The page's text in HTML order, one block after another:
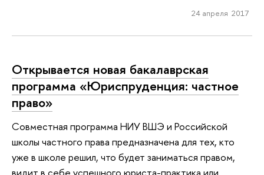
24 апреля 2017
Открывается новая бакалаврская
программа «Юриспруденция: частное
право»
Совместная программа НИУ ВШЭ и Российской
школы частного права предназначена для тех, кто
уже в школе решил, что будет заниматься правом,